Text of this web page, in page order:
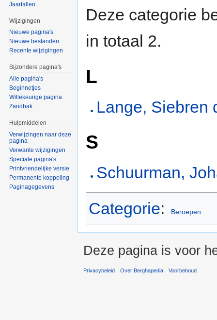
Deze categorie
in totaal 2.
L
Lange, Siebren
S
Schuurman,
Categorie: Beroepen
Jaartallen
Wijzigingen
Nieuwe pagina's
Nieuwe bestanden
Recente wijzigingen
Bijzondere pagina's
Alle pagina's
Beginnetjes
Willekeurige pagina
Zandbak
Hulpmiddelen
Verwijzingen naar deze
pagina
Verwante wijzigingen
Speciale pagina's
Printvriendelijke versie
Permanente koppeling
Paginagegevens
Deze pagina is voor
Privacybeleid Over Berghapedia Voorbehoud